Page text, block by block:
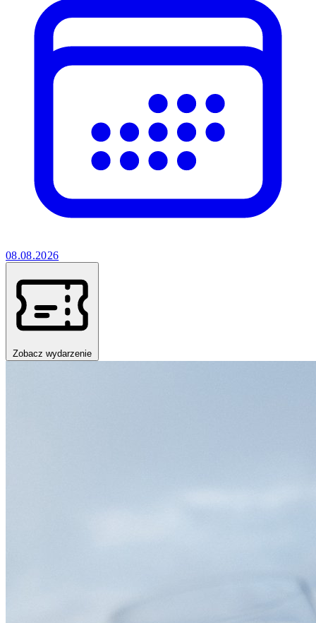
08.08.2026
Zobacz wydarzenie